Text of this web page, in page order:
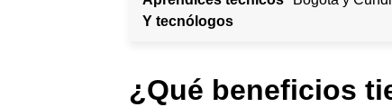
Y tecnólogos
¿Qué beneficios